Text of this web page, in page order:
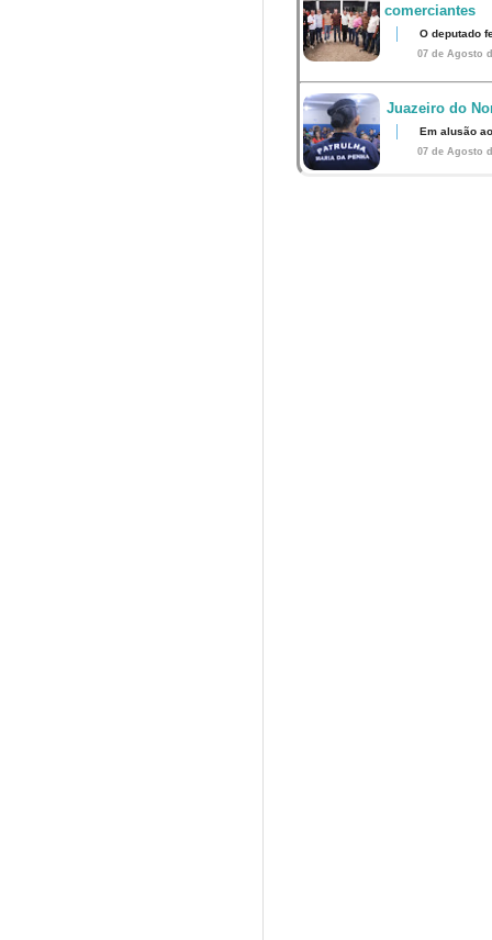
comerciantes
O deputado
07 de Agosto
Juazeiro do
Em alusão
07 de Agosto